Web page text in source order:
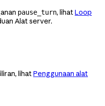
pause_turn, lihatLoop
Alat server.
lihat Penggunaan alat